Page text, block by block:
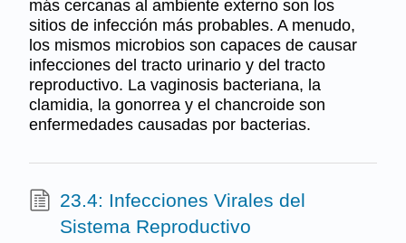
más cercanas al ambiente externo son los
sitios de infección más probables. A menudo,
los mismos microbios son capaces de causar
infecciones del tracto urinario y del tracto
reproductivo. La vaginosis bacteriana, la
clamidia, la gonorrea y el chancroide son
enfermedades causadas por bacterias.
23.4: Infecciones Virales del
Sistema Reproductivo